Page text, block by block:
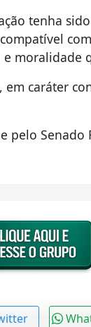
tenha
moralidade
caráter
pelo Senado